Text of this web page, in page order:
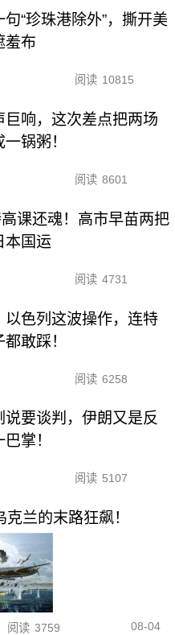
“珍珠港除外”，撕开美
羞布
阅读 10815
巨响，这次差点把两场
锅粥！
阅读 8601
课还魂！高市早苗两把
本国运
阅读 4731
以色列这波操作，连特
敢踩！
阅读 6258
说要谈判，伊朗又是反
掌！
阅读 5107
兰的末路狂飙！
阅读 3759 08-04